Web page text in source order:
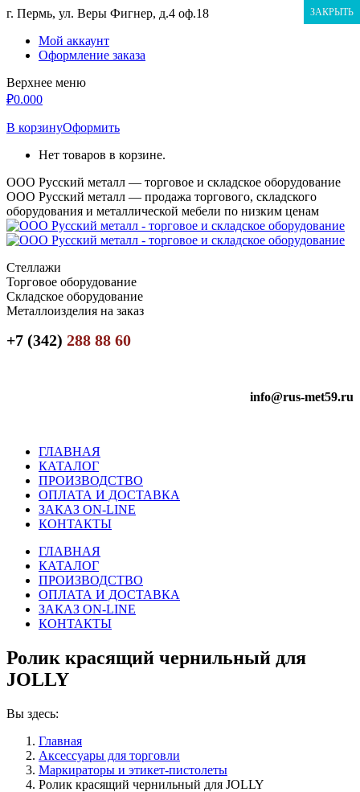
Перейти
содержанию
г. Пермь, ул. Веры Фигнер, д.4 оф.18
Мой аккаунт
Оформление заказа
Верхнее меню
₽0.000
В корзинуОформить
Нет товаров в корзине.
ООО Русский металл — торговое и складское оборудование
ООО Русский металл — продажа торгового, складского
оборудования и металлической мебели по низким ценам
Стеллажи
Торговое оборудование
Складское оборудование
Металлоизделия на заказ
+7 (342) 288 88 60
info@rus-met59.ru
ГЛАВНАЯ
КАТАЛОГ
ПРОИЗВОДСТВО
ОПЛАТА И ДОСТАВКА
ЗАКАЗ ON-LINE
КОНТАКТЫ
ГЛАВНАЯ
КАТАЛОГ
ПРОИЗВОДСТВО
ОПЛАТА И ДОСТАВКА
ЗАКАЗ ON-LINE
КОНТАКТЫ
Ролик красящий чернильный для
JOLLY
Вы здесь:
Главная
Аксессуары для торговли
Маркираторы и этикет-пистолеты
Ролик красящий чернильный для JOLLY
ЗАКРЫТЬ